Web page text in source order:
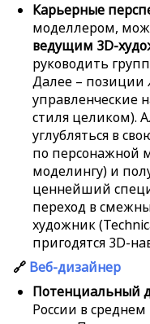
Карьерные
моделлером,
ведущим 3D-
руководить
Далее – позиции
управленческие
стиля целиком).
углубляться в
по персонажной
моделингу) и
ценнейший
переход в
художник
пригодятся 3D-
🔗 Веб-дизайнер
Потенциальный
России в